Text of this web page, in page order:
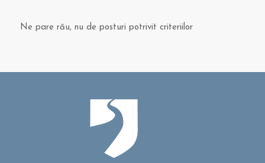
Ne pare rău, nu de posturi potrivit criteriilor